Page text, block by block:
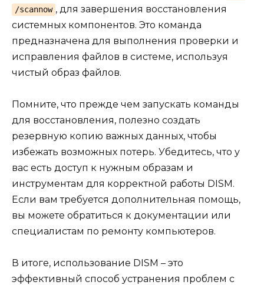
/scannow , для завершения восстановления
системных компонентов. Это команда
предназначена для выполнения проверки и
исправления файлов в системе, используя
чистый образ файлов.
Помните, что прежде чем запускать команды
для восстановления, полезно создать
резервную копию важных данных, чтобы
избежать возможных потерь. Убедитесь, что у
вас есть доступ к нужным образам и
инструментам для корректной работы DISM.
Если вам требуется дополнительная помощь,
вы можете обратиться к документации или
специалистам по ремонту компьютеров.
В итоге, использование DISM – это
эффективный способ устранения проблем с